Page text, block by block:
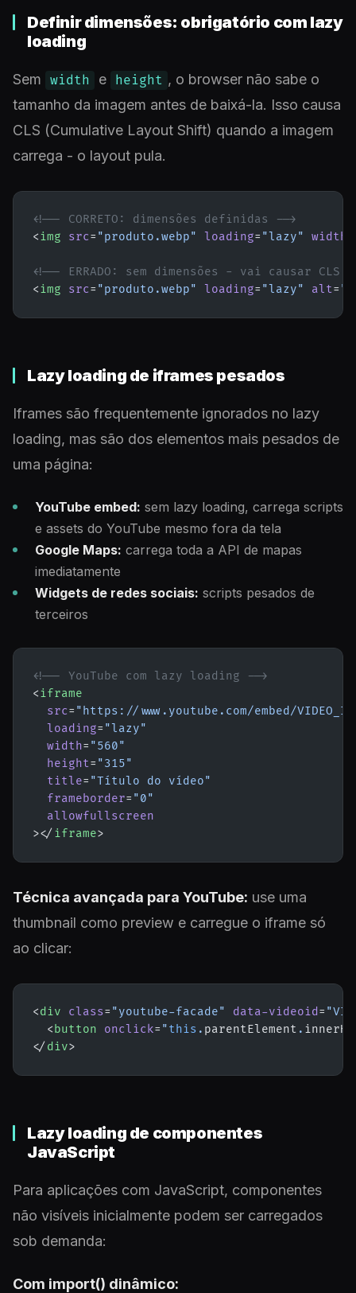
Definir dimensões: obrigatório com lazy
loading
Sem width e height , o browser não sabe o
tamanho da imagem antes de baixá-la. Isso causa
CLS (Cumulative Layout Shift) quando a imagem
carrega - o layout pula.
<!-- CORRETO: dimensões definidas -->
<img src= "produto.webp" loading= "lazy" width
<!-- ERRADO: sem dimensões - vai causar CLS
<img src= "produto.webp" loading= "lazy" alt=
Lazy loading de iframes pesados
Iframes são frequentemente ignorados no lazy
loading, mas são dos elementos mais pesados de
uma página:
YouTube embed: sem lazy loading, carrega scripts
e assets do YouTube mesmo fora da tela
Google Maps: carrega toda a API de mapas
imediatamente
Widgets de redes sociais: scripts pesados de
terceiros
<!-- YouTube com lazy loading -->
<iframe
  src
= "https://www.youtube.com/embed/
  loading
= "lazy"
  width
= "560"
  height
= "315"
  title
= "Título do vídeo"
  frameborder
= "0"
  allowfullscreen
></ iframe>
Técnica avançada para YouTube: use uma
thumbnail como preview e carregue o iframe só
ao clicar:
<div class= "youtube-facade" data-videoid =
  <
button onclick= "this . parentElement .
</ div>
Lazy loading de componentes
JavaScript
Para aplicações com JavaScript, componentes
não visíveis inicialmente podem ser carregados
sob demanda:
Com import() dinâmico: